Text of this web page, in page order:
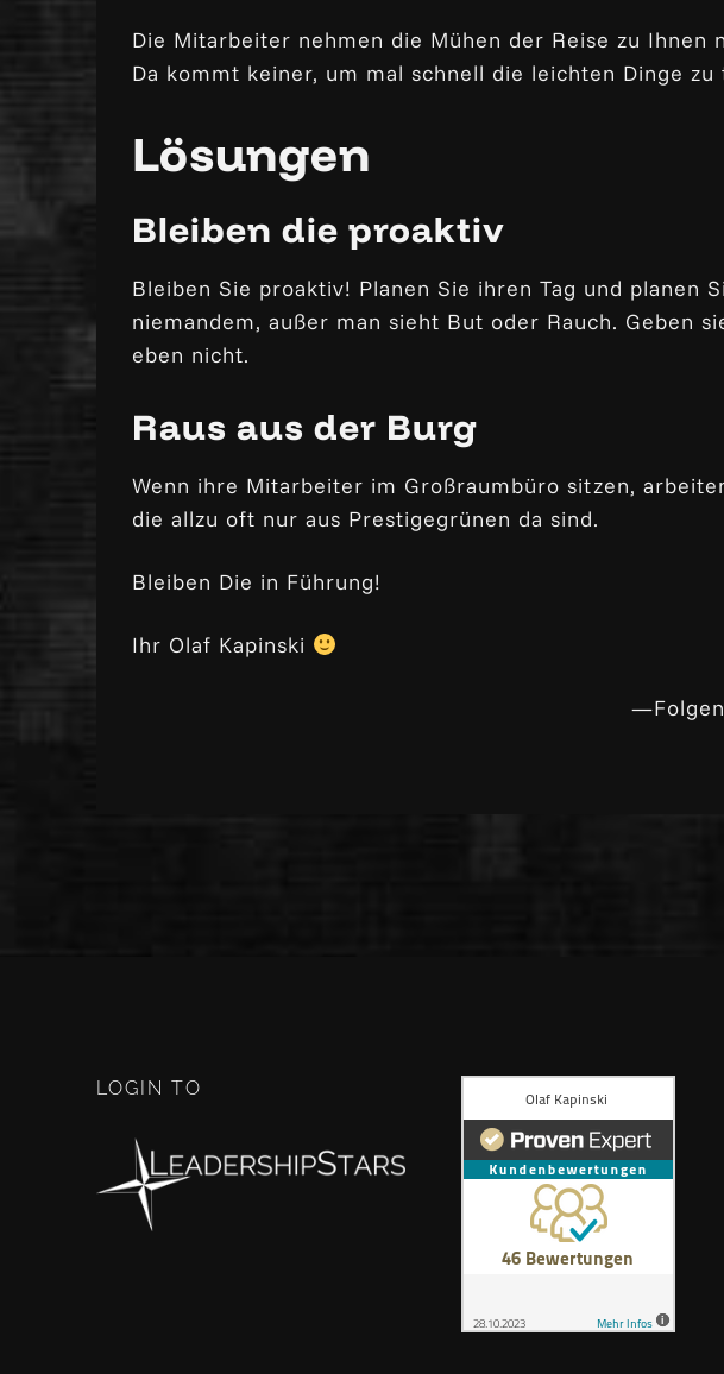
Die Mitarbeiter nehmen die Mühen der Reise zu
Da kommt keiner, um mal schnell die leichten Dinge zu
Lösungen
Bleiben die proaktiv
Bleiben Sie proaktiv! Planen Sie ihren Tag und planen
niemandem, außer man sieht But oder Rauch. Geben
eben nicht.
Raus aus der Burg
Wenn ihre Mitarbeiter im Großraumbüro sitzen,
die allzu oft nur aus Prestigegrünen da sind.
Bleiben Die in Führung!
Ihr Olaf Kapinski
LOGIN TO